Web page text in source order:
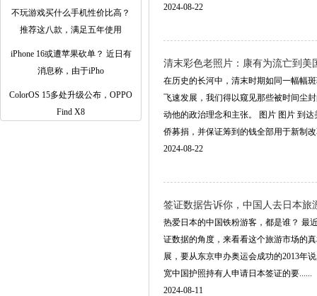
不玩游戏买什么手机性价比高？
推荐这八款，满足五年使用
iPhone 16或遭苹果砍单？ 近日有
消息称，由于iPho
ColorOS 15多处升级公布，OPPO
Find X8
2024-08-22
清末彩色老照片：康有为流亡到
在历史的长河中，清末时期如同一幅幅
飞速发展，我们得以窥见那些被时间尘
动他的政治理念和主张。 图片 图片 到
侨募捐，并保证筹到的钱全部用于新制
2024-08-22
签证数据告诉你，中国人去日本旅
热爱日本的中国铁粉游客，都是谁？ 最
证数据的角度，来看看这个旅游市场的
展，要从东京申办奥运会成功的2013年
宽中国护照持有人申请日本签证的要......
2024-08-11